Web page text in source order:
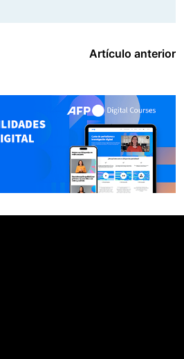
Artículo anterior